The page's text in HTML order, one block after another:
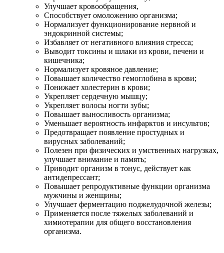
Улучшает кровообращения,
Способствует омоложению организма;
Нормализует функционирование нервной и
эндокринной системы;
Избавляет от негативного влияния стресса;
Выводит токсины и шлаки из крови, печени и
кишечника;
Нормализует кровяное давление;
Повышает количество гемоглобина в крови;
Понижает холестерин в крови;
Укрепляет сердечную мышцу;
Укрепляет волосы ногти зубы;
Повышает выносливость организма;
Уменьшает вероятность инфарктов и инсультов;
Предотвращает появление простудных и
вирусных заболеваний;
Полезен при физических и умственных нагрузках,
улучшает внимание и память;
Приводит организм в тонус, действует как
антидепрессант;
Повышает репродуктивные функции организма
мужчины и женщины;
Улучшает ферментацию поджелудочной железы;
Применяется после тяжелых заболеваний и
химиотерапии для общего восстановления
организма.